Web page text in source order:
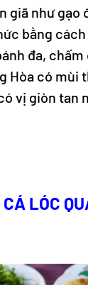
giã như gạo
bằng
đa,
Hòa có mùi
vị giòn tan
LÓC